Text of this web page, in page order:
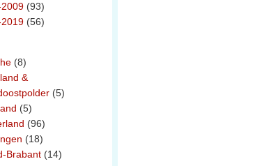
(93)
(56)
(8)
&
(5)
(5)
(96)
(18)
Brabant (14)